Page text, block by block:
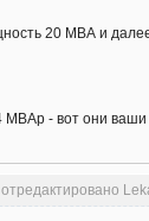
20 МВА и
МВАр - вот они